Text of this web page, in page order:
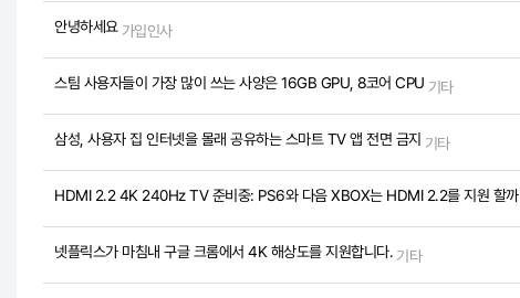
안녕하세요 가입인사
스팀 사용자들이 가장 많이 쓰는 사양은 16GB GPU, 8코어 CPU 기타
삼성, 사용자 집 인터넷을 몰래 공유하는 스마트 TV 앱 전면 금지 기타
HDMI 2.2 4K 240Hz TV 준비중: PS6와 다음 XBOX는 HDMI 2.2를 지원 할까
넷플릭스가 마침내 구글 크롬에서 4K 해상도를 지원합니다. 기타